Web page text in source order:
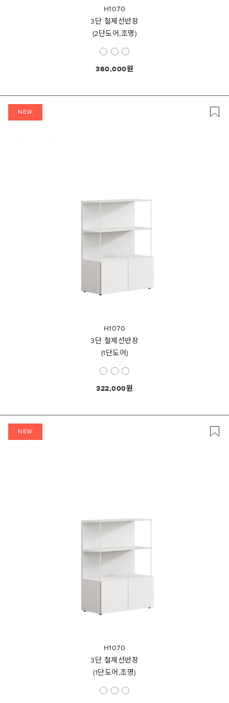
H1070
3단 철제선반장
(2단도어,조명)
360,000
NEW
H1070
3단 철제선반장
(1단도어)
322,000
NEW
H1070
3단 철제선반장
(1단도어,조명)